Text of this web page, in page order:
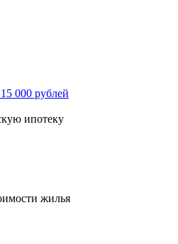
000 рублей
ипотеку
жилья